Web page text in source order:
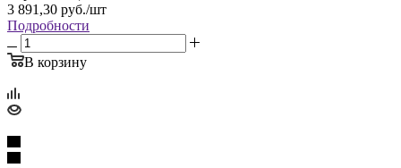
3 891,30 руб./шт
Подробности
В корзину